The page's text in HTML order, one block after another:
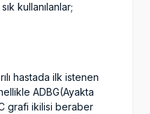
kullanılanlar;
hastada ilk istenen
ADBG(Ayakta
grafi ikilisi beraber